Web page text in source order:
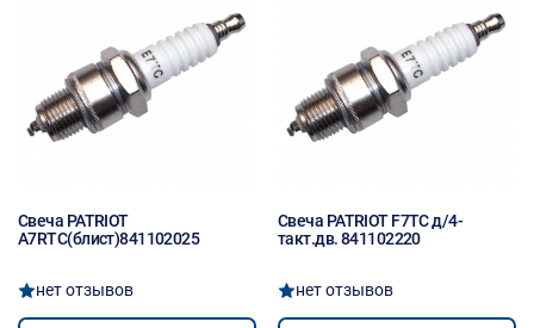
Свеча PATRIOT
A7RTC(блист)841102025
нет отзывов
Свеча PATRIOT F7TC д/4-
такт.дв. 841102220
нет отзывов